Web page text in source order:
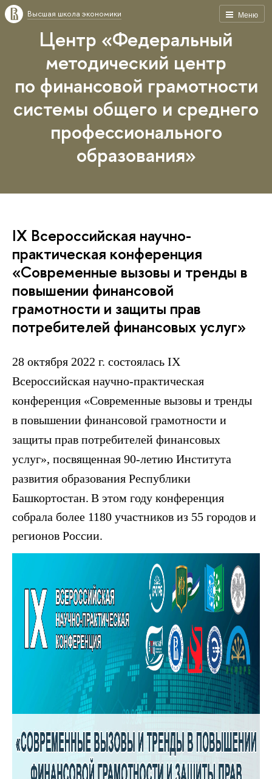
Меню
Высшая школа экономики
Центр «Федеральный
методический центр
по финансовой грамотности
системы общего и среднего
профессионального
образования»
IХ Всероссийская научно-
практическая конференция
«Современные вызовы и тренды в
повышении финансовой
грамотности и защиты прав
потребителей финансовых услуг»
28 октября 2022 г. состоялась IХ
Всероссийская научно-практическая
конференция «Современные вызовы и тренды
в повышении финансовой грамотности и
защиты прав потребителей финансовых
услуг», посвященная 90-летию Института
развития образования Республики
Башкортостан. В этом году конференция
собрала более 1180 участников из 55 городов и
регионов России.